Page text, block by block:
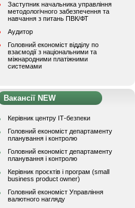
Заступник начальника управління
методологічного забезпечення та
навчання з питань ПВК/ФТ
Аудитор
Головний економіст відділу по
взаємодії з національними та
міжнародними платіжними
системами
Вакансії NEW
Керівник центру ІТ-безпеки
Головний економіст департаменту
планування і контролю
Головний економіст департаменту
планування і контролю
Керівник проєктів і програм (small
business product owner)
Головний економіст Управління
валютного нагляду